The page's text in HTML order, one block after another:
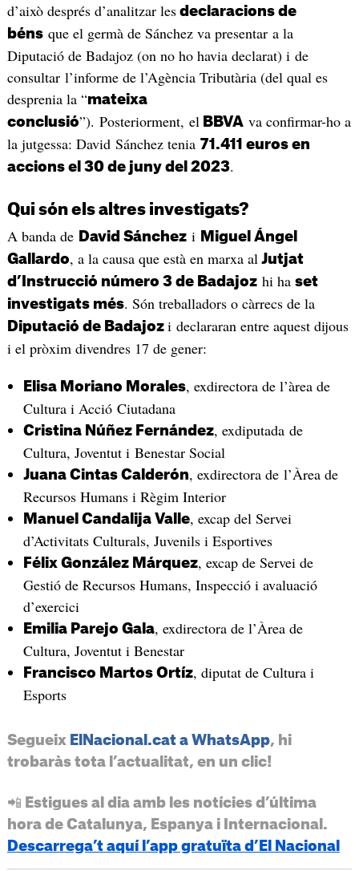
d’això després d’analitzar lesdeclaracions de
bénsque el germà de Sánchez va presentar a la
Diputació de Badajoz (on no ho havia declarat) i de
consultar l’informe de l’Agència Tributària (del qual es
desprenia la “mateixa
conclusió”). Posteriorment, el BBVAva confirmar-ho a
la jutgessa: David Sánchez tenia 71.411 euros en
accions el 30 de juny del 2023.
Qui són els altres investigats?
A banda de David Sánchezi Miguel Ángel
Gallardo, a la causa que està en marxa al Jutjat
d’Instrucció número 3 de Badajozhi ha set
investigats més. Són treballadors o càrrecs de la
Diputació de Badajoz i declararan entre aquest dijous
i el pròxim divendres 17 de gener:
Elisa Moriano Morales, exdirectora de l’àrea de
Cultura i Acció Ciutadana
Cristina Núñez Fernández, exdiputada de
Cultura, Joventut i Benestar Social
Juana Cintas Calderón, exdirectora de l’Àrea de
Recursos Humans i Règim Interior
Manuel Candalija Valle, excap del Servei
d’Activitats Culturals, Juvenils i Esportives
Félix González Márquez, excap de Servei de
Gestió de Recursos Humans, Inspecció i avaluació
d’exercici
Emilia Parejo Gala, exdirectora de l’Àrea de
Cultura, Joventut i Benestar
Francisco Martos Ortíz, diputat de Cultura i
Esports
Segueix ElNacional.cat a WhatsApp, hi
trobaràs tota l’actualitat, en un clic!
📲 Estigues al dia amb les notícies d’última
hora de Catalunya, Espanya i Internacional.
Descarrega’t aquí l’app gratuïta d’El Nacional